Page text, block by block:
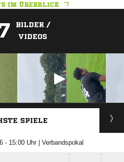
IM ÜBERBLICK
BILDER /
VIDEOS
ANZEIGE
SPIELE
- 15:00 Uhr | Verbandspokal